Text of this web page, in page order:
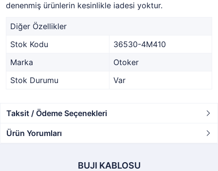
denenmiş ürünlerin kesinlikle iadesi yoktur.
Diğer Özellikler
Stok Kodu
36530-4M410
Marka
Otoker
Stok Durumu
Var
Taksit / Ödeme Seçenekleri
Ürün Yorumları
BUJI KABLOSU